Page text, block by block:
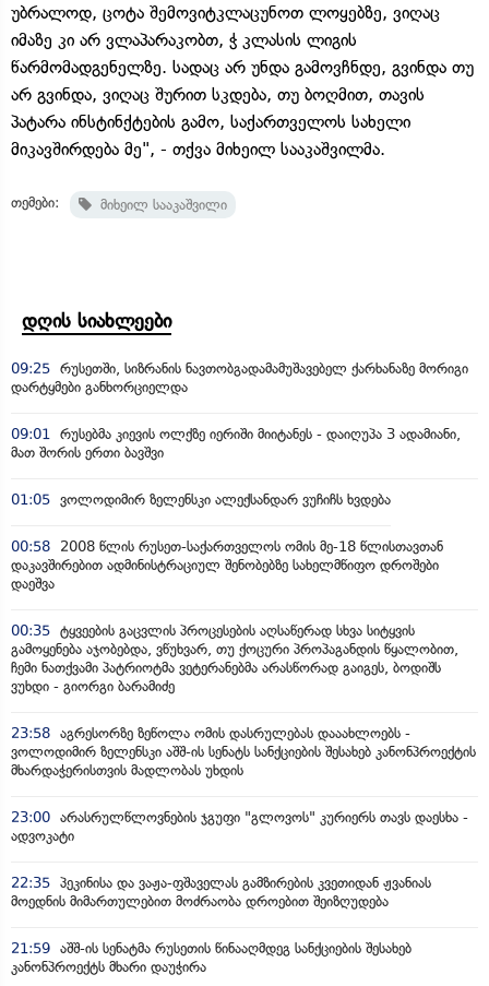
უბრალოდ, ცოტა შემოვიტკლაცუნოთ ლოყებზე, ვიღაც
იმაზე კი არ ვლაპარაკობთ, ჭ კლასის ლიგის
წარმომადგენელზე. სადაც არ უნდა გამოვჩნდე, გვინდა თუ
არ გვინდა, ვიღაც შურით სკდება, თუ ბოღმით, თავის
პატარა ინსტინქტების გამო, საქართველოს სახელი
მიკავშირდება მე", - თქვა მიხეილ სააკაშვილმა.
თემები: მიხეილ სააკაშვილი
დღის სიახლეები
09:25 რუსეთში, სიზრანის ნავთობგადამამუშავებელ ქარხანაზე მორიგი
დარტყმები განხორციელდა
09:01 რუსებმა კიევის ოლქზე იერიში მიიტანეს - დაიღუპა 3 ადამიანი,
მათ შორის ერთი ბავშვი
01:05 ვოლოდიმირ ზელენსკი ალექსანდარ ვუჩიჩს ხვდება
00:58
2008 წლის რუსეთ-საქართველოს ომის მე-18 წლისთავთან
დაკავშირებით ადმინისტრაციულ შენობებზე სახელმწიფო დროშები
დაეშვა
00:35 ტყვეების გაცვლის პროცესების აღსაწერად სხვა სიტყვის
გამოყენება აჯობებდა, ვწუხვარ, თუ ქოცური პროპაგანდის წყალობით,
ჩემი ნათქვამი პატრიოტმა ვეტერანებმა არასწორად გაიგეს, ბოდიშს
ვუხდი - გიორგი ბარამიძე
23:58 აგრესორზე ზეწოლა ომის დასრულებას დააახლოებს -
ვოლოდიმირ ზელენსკი აშშ-ის სენატს სანქციების შესახებ კანონპროექტის
მხარდაჭერისთვის მადლობას უხდის
23:00 არასრულწლოვნების ჯგუფი "გლოვოს" კურიერს თავს დაესხა -
ადვოკატი
22:35 პეკინისა და ვაჟა-ფშაველას გამზირების კვეთიდან ჟვანიას
მოედნის მიმართულებით მოძრაობა დროებით შეიზღუდება
21:59 აშშ-ის სენატმა რუსეთის წინააღმდეგ სანქციების შესახებ
კანონპროექტს მხარი დაუჭირა